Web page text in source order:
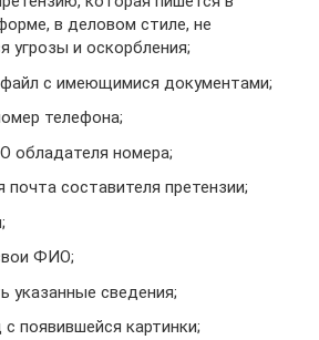
в деловом стиле, не
угрозы и оскорбления;
файл с имеющимися документами;
телефона;
обладателя номера;
почта составителя претензии;
ФИО;
указанные сведения;
появившейся картинки;